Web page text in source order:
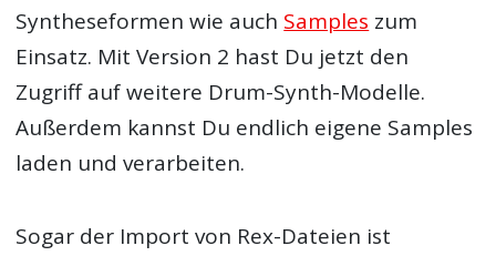
Syntheseformen wie auch Samples zum
Einsatz. Mit Version 2 hast Du jetzt den
Zugriff auf weitere Drum-Synth-Modelle.
Außerdem kannst Du endlich eigene Samples
laden und verarbeiten.
Sogar der Import von Rex-Dateien ist